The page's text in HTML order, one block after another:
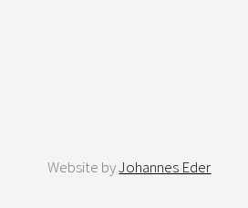
Website byJohannes Eder